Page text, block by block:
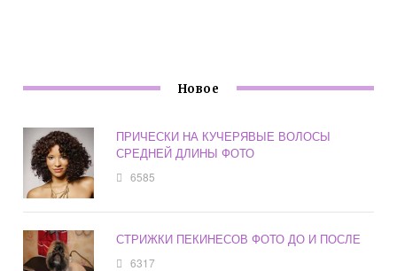
Новое
ПРИЧЕСКИ НА КУЧЕРЯВЫЕ ВОЛОСЫ
СРЕДНЕЙ ДЛИНЫ ФОТО
6585
СТРИЖКИ ПЕКИНЕСОВ ФОТО ДО И ПОСЛЕ
6317